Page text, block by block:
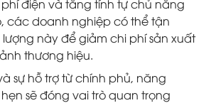
điện và tăng tính tự chủ năng
các doanh nghiệp có thể tận
này để giảm chi phí sản xuất
thương hiệu.
sự hỗ trợ từ chính phủ, năng
sẽ đóng vai trò quan trọng